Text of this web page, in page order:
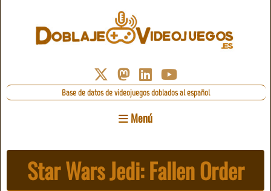
Base de datos de videojuegos doblados al español
Menú
Star Wars Jedi: Fallen Order